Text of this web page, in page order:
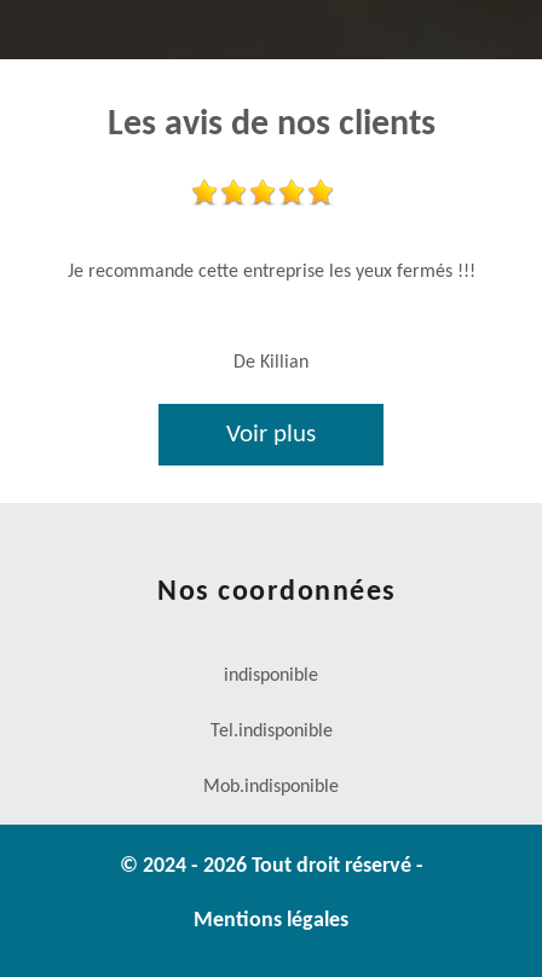
Les avis de nos clients
Je recommande cette entreprise les yeux fermés !!!
De Killian
Voir plus
Nos coordonnées
indisponible
Tel.indisponible
Mob.indisponible
© 2024 - 2026 Tout droit réservé -
Mentions légales